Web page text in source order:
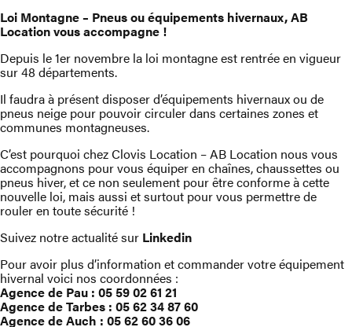
Loi Montagne – Pneus ou équipements hivernaux, AB
Location vous accompagne !
Depuis le 1er novembre la loi montagne est rentrée en vigueur
sur 48 départements.
Il faudra à présent disposer d’équipements hivernaux ou de
pneus neige pour pouvoir circuler dans certaines zones et
communes montagneuses.
C’est pourquoi chez Clovis Location – AB Location nous vous
accompagnons pour vous équiper en chaînes, chaussettes ou
pneus hiver, et ce non seulement pour être conforme à cette
nouvelle loi, mais aussi et surtout pour vous permettre de
rouler en toute sécurité !
Suivez notre actualité sur Linkedin
Pour avoir plus d’information et commander votre équipement
hivernal voici nos coordonnées :
Agence de Pau : 05 59 02 61 21
Agence de Tarbes : 05 62 34 87 60
Agence de Auch : 05 62 60 36 06